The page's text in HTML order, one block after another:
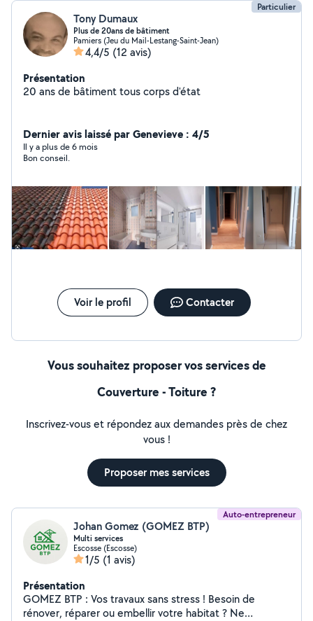
Particulier
Tony Dumaux
Plus de 20ans de bâtiment
Pamiers (Jeu du Mail-Lestang-Saint-Jean)
4,4/5 (12 avis)
Présentation
20 ans de bâtiment tous corps d'état
Dernier avis laissé par Genevieve : 4/5
Il y a plus de 6 mois
Bon conseil.
Voir le profil Contacter
Vous souhaitez proposer vos services de
Couverture - Toiture ?
Inscrivez-vous et répondez aux demandes près de chez
vous !
Proposer mes services
Auto-entrepreneur
Johan Gomez (GOMEZ BTP)
Multi services
Escosse (Escosse)
1/5 (1 avis)
Présentation
GOMEZ BTP : Vos travaux sans stress ! Besoin de
rénover, réparer ou embellir votre habitat ? Ne